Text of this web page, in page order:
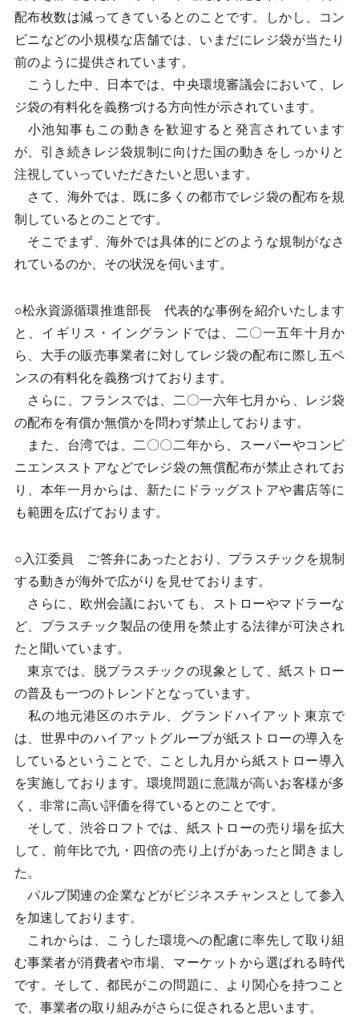
配布枚数は減ってきているとのことです。しかし、コン
ビニなどの小規模な店舗では、いまだにレジ袋が当たり
前のように提供されています。
こうした中、日本では、中央環境審議会において、レ
ジ袋の有料化を義務づける方向性が示されています。
小池知事もこの動きを歓迎すると発言されています
が、引き続きレジ袋規制に向けた国の動きをしっかりと
注視していっていただきたいと思います。
さて、海外では、既に多くの都市でレジ袋の配布を規
制しているとのことです。
そこでまず、海外では具体的にどのような規制がなさ
れているのか、その状況を伺います。
○松永資源循環推進部長 代表的な事例を紹介いたします
と、イギリス・イングランドでは、二〇一五年十月か
ら、大手の販売事業者に対してレジ袋の配布に際し五ペ
ンスの有料化を義務づけております。
さらに、フランスでは、二〇一六年七月から、レジ袋
の配布を有償か無償かを問わず禁止しております。
また、台湾では、二〇〇二年から、スーパーやコンビ
ニエンスストアなどでレジ袋の無償配布が禁止されてお
り、本年一月からは、新たにドラッグストアや書店等に
も範囲を広げております。
○入江委員 ご答弁にあったとおり、プラスチックを規制
する動きが海外で広がりを見せております。
さらに、欧州会議においても、ストローやマドラーな
ど、プラスチック製品の使用を禁止する法律が可決され
たと聞いています。
東京では、脱プラスチックの現象として、紙ストロー
の普及も一つのトレンドとなっています。
私の地元港区のホテル、グランドハイアット東京で
は、世界中のハイアットグループが紙ストローの導入を
しているということで、ことし九月から紙ストロー導入
を実施しております。環境問題に意識が高いお客様が多
く、非常に高い評価を得ているとのことです。
そして、渋谷ロフトでは、紙ストローの売り場を拡大
して、前年比で九・四倍の売り上げがあったと聞きまし
た。
パルプ関連の企業などがビジネスチャンスとして参入
を加速しております。
これからは、こうした環境への配慮に率先して取り組
む事業者が消費者や市場、マーケットから選ばれる時代
です。そして、都民がこの問題に、より関心を持つこと
で、事業者の取り組みがさらに促されると思います。